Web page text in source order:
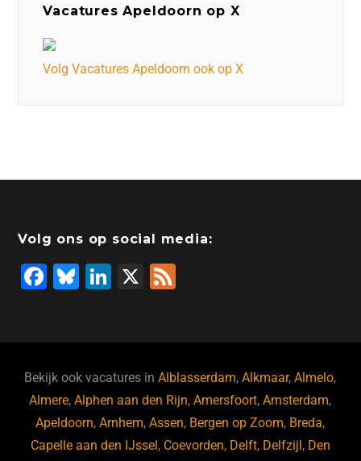
Vacatures Apeldoorn op X
Volg Vacatures Apeldoorn ook op X
Volg ons op social media:
F
b
o
o
Bl
ky
Li
dI
n
X
Bekijk ook vacatures inAlblasserdam,Alkmaar,Almelo,
Almere,Alphen aan den Rijn,Amersfoort,Amsterdam,
Apeldoorn,Arnhem,Assen, Bergen op Zoom, Breda,
Capelle aan den IJssel, Coevorden, Delft, Delfzijl, Den